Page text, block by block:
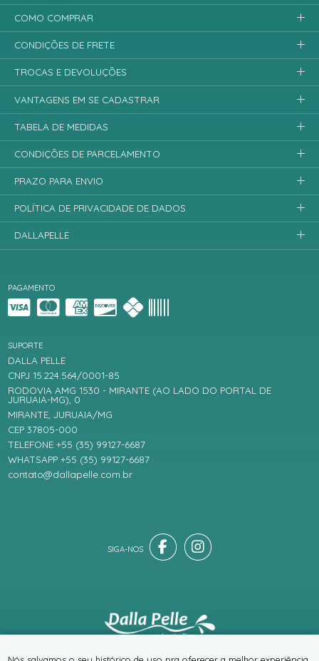
PAGAMENTO
SUPORTE
DALLA PELLE
CNPJ 15.224.564/0001-85
RODOVIA AMG 1530 - MIRANTE (AO LADO DO PORTAL DE
JURUAIA-MG), 0
MIRANTE, JURUAIA/MG
CEP 37805-000
TELEFONE +55 (35) 99127-6687
WHATSAPP +55 (35) 99127-6687
contato@dallapelle.com.br
COMO COMPRAR
CONDIÇÕES DE FRETE
TROCAS E DEVOLUÇÕES
VANTAGENS EM SE CADASTRAR
TABELA DE MEDIDAS
CONDIÇÕES DE PARCELAMENTO
PRAZO PARA ENVIO
POLÍTICA DE PRIVACIDADE DE DADOS
DALLAPELLE
® TODOS DIREITOS RESERVADOS